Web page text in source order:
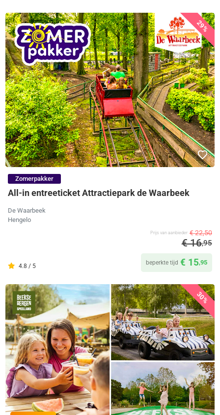
29%
Zomerpakker
All-in entreeticket Attractiepark de Waarbeek
De Waarbeek
Hengelo
4.8 / 5
Prijs van aanbieder € 22,50
€ 16,95
beperkte tijd € 15,95
30%